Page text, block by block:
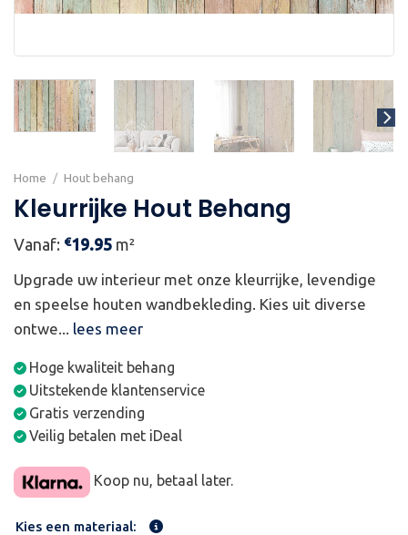
Home / Hout behang
Kleurrijke Hout Behang
Vanaf: €19.95 m²
Upgrade uw interieur met onze kleurrijke, levendige
en speelse houten wandbekleding. Kies uit diverse
ontwe... lees meer
Hoge kwaliteit behang
Uitstekende klantenservice
Gratis verzending
Veilig betalen met iDeal
Koop nu, betaal later.
Kies een materiaal: